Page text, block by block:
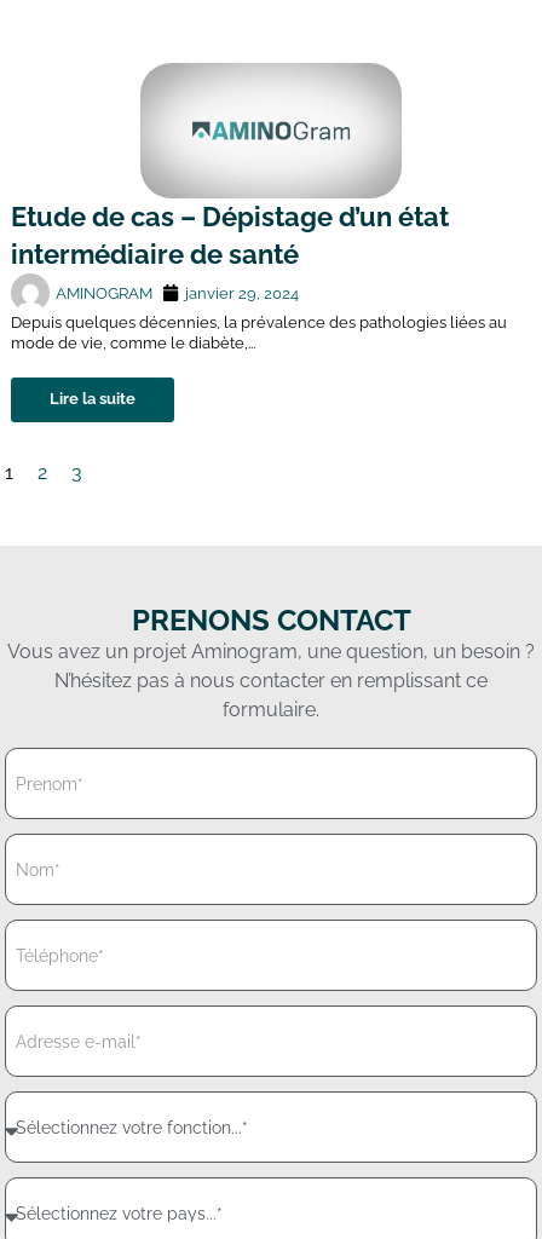
Etude de cas – Dépistage d’un état
intermédiaire de santé
AMINOGRAM
janvier 29, 2024
Depuis quelques décennies, la prévalence des pathologies liées au
mode de vie, comme le diabète,...
Lire la suite
1 2 3
PRENONS CONTACT
Vous avez un projet Aminogram, une question, un besoin ?
N’hésitez pas à nous contacter en remplissant ce
formulaire.